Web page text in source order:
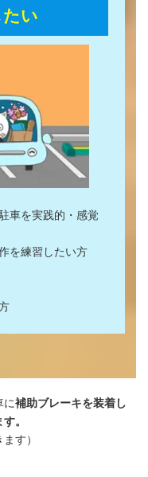
い
車を実践的・感覚
を練習したい方
に補助ブレーキを装着し
。
す）